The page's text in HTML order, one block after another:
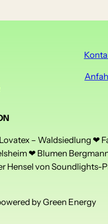
– Waldsiedlung ❤
❤ Blumen
Hensel von Soundlights-
by Green Energy